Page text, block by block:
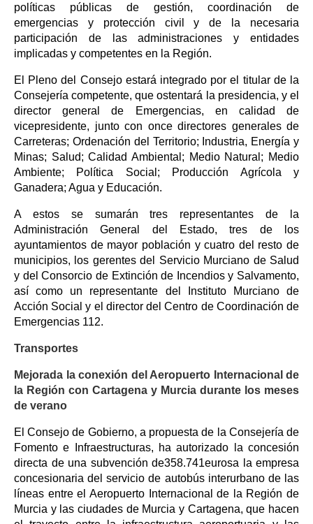
políticas públicas de gestión, coordinación de
emergencias y protección civil y de la necesaria
participación de las administraciones y entidades
implicadas y competentes en la Región.
El Pleno del Consejo estará integrado por el titular de la
Consejería competente, que ostentará la presidencia, y el
director general de Emergencias, en calidad de
vicepresidente, junto con once directores generales de
Carreteras; Ordenación del Territorio; Industria, Energía y
Minas; Salud; Calidad Ambiental; Medio Natural; Medio
Ambiente; Política Social; Producción Agrícola y
Ganadera; Agua y Educación.
A estos se sumarán tres representantes de la
Administración General del Estado, tres de los
ayuntamientos de mayor población y cuatro del resto de
municipios, los gerentes del Servicio Murciano de Salud
y del Consorcio de Extinción de Incendios y Salvamento,
así como un representante del Instituto Murciano de
Acción Social y el director del Centro de Coordinación de
Emergencias 112.
Transportes
Mejorada la conexión del Aeropuerto Internacional de
la Región con Cartagena y Murcia durante los meses
de verano
El Consejo de Gobierno, a propuesta de la Consejería de
Fomento e Infraestructuras, ha autorizado la concesión
directa de una subvención de358.741eurosa la empresa
concesionaria del servicio de autobús interurbano de las
líneas entre el Aeropuerto Internacional de la Región de
Murcia y las ciudades de Murcia y Cartagena, que hacen